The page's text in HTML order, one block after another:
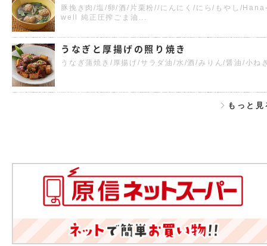
豚挽き肉/塩/卵/酒/片栗粉//にんにく/にら/もやし/
well 純正圧搾ごま油...
うなぎと厚揚げの照り焼き
うなぎ蒲焼き/厚揚げ/サラダ油/水/酒/みりん/醤油/小ね
もっと見